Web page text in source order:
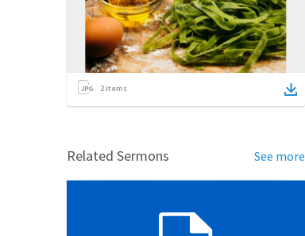
2items
Related Sermons See more